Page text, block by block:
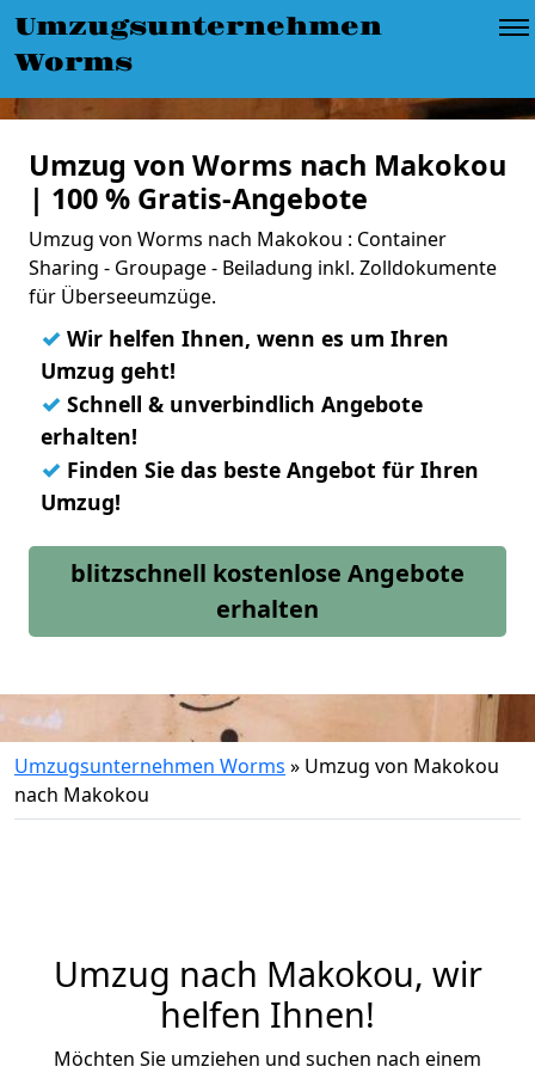
Umzugsunternehmen
Worms
Umzug von Worms nach Makokou
| 100 % Gratis-Angebote
Umzug von Worms nach Makokou : Container
Sharing - Groupage - Beiladung inkl. Zolldokumente
für Überseeumzüge.
✓ Wir helfen Ihnen, wenn es um Ihren
Umzug geht!
✓ Schnell & unverbindlich Angebote
erhalten!
✓ Finden Sie das beste Angebot für Ihren
Umzug!
blitzschnell kostenlose Angebote
erhalten
Umzugsunternehmen Worms » Umzug von Makokou
nach Makokou
Umzug nach Makokou, wir
helfen Ihnen!
Möchten Sie umziehen und suchen nach einem